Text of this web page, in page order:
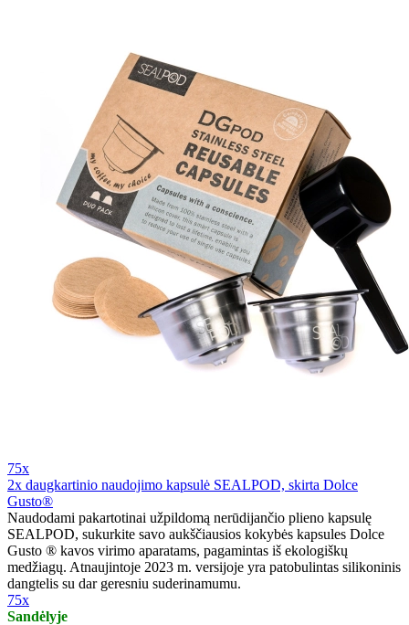
75x
2x daugkartinio naudojimo kapsulė SEALPOD, skirta Dolce
Gusto®
Naudodami pakartotinai užpildomą nerūdijančio plieno kapsulę
SEALPOD, sukurkite savo aukščiausios kokybės kapsules Dolce
Gusto ® kavos virimo aparatams, pagamintas iš ekologiškų
medžiagų. Atnaujintoje 2023 m. versijoje yra patobulintas silikoninis
dangtelis su dar geresniu suderinamumu.
75x
Sandėlyje